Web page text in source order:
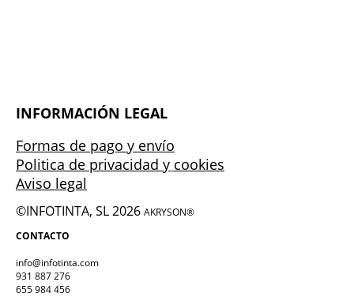
INFORMACIÓN LEGAL
Formas de pago y envío
Politica de privacidad y cookies
Aviso legal
©INFOTINTA, SL 2026 AKRYSON®
CONTACTO
info@infotinta.com
931 887 276
655 984 456